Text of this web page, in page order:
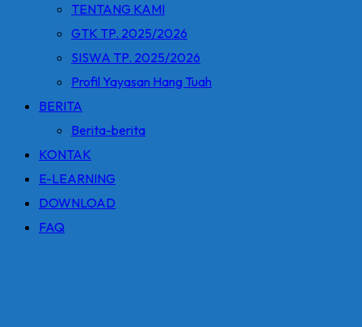
TENTANG KAMI
GTK TP. 2025/2026
SISWA TP. 2025/2026
Profil Yayasan Hang Tuah
BERITA
Berita-berita
KONTAK
E-LEARNING
DOWNLOAD
FAQ